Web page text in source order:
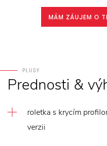
MÁM ZÁUJEM O
PLUSY
Prednosti &
roletka s krycím
verzii